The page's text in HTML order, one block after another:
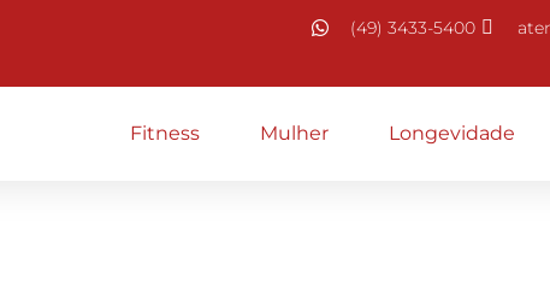
(49) 3433-5400
Fitness Mulher Longevidade